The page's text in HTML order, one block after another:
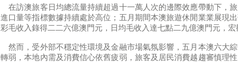
在訪澳旅客日均總流量持續超過十一萬人次的邊際效應帶動下，
進口量等指標數據持續處於高位；五月期間本澳旅遊休閒業業展現
彩毛收入錄得二二六億澳門元，日均毛收入達七點二九億澳門元，宏
然而，受外部不穩定性環境及金融市場氣氛影響，五月本澳六大
轉弱，本地內需及消費信心依舊疲弱，旅客及居民消費越趨審慎理